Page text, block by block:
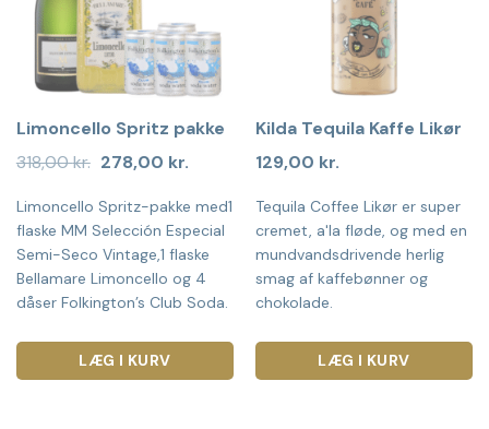
Limoncello Spritz pakke
318,00kr. Den
oprindelige
pris
var:
318,00 kr..
278,00 kr.Den
er:
278,00 kr..
Limoncello Spritz-pakke med1
flaske MM Selección Especial
Semi-Seco Vintage,1 flaske
Bellamare Limoncello og 4
dåser Folkington’s Club Soda.
LÆG I KURV
Kilda Tequila Kaffe Likør
129,00 kr.
Tequila Coffee Likør er super
cremet, a'la fløde, og med en
mundvandsdrivende herlig
smag af kaffebønner og
chokolade.
LÆG I KURV